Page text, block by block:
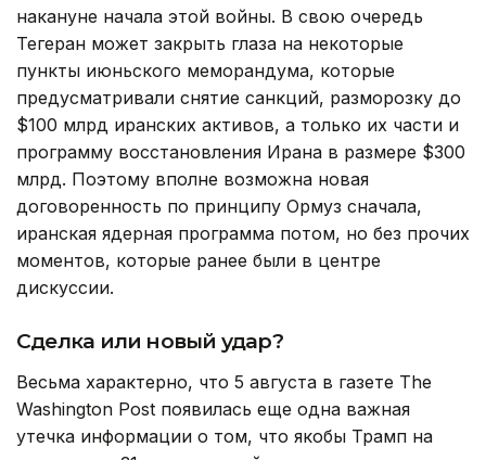
накануне начала этой войны. В свою очередь
Тегеран может закрыть глаза на некоторые
пункты июньского меморандума, которые
предусматривали снятие санкций, разморозку до
$100 млрд иранских активов, а только их части и
программу восстановления Ирана в размере $300
млрд. Поэтому вполне возможна новая
договоренность по принципу Ормуз сначала,
иранская ядерная программа потом, но без прочих
моментов, которые ранее были в центре
дискуссии.
Сделка или новый удар?
Весьма характерно, что 5 августа в газете The
Washington Post появилась еще одна важная
утечка информации о том, что якобы Трамп на